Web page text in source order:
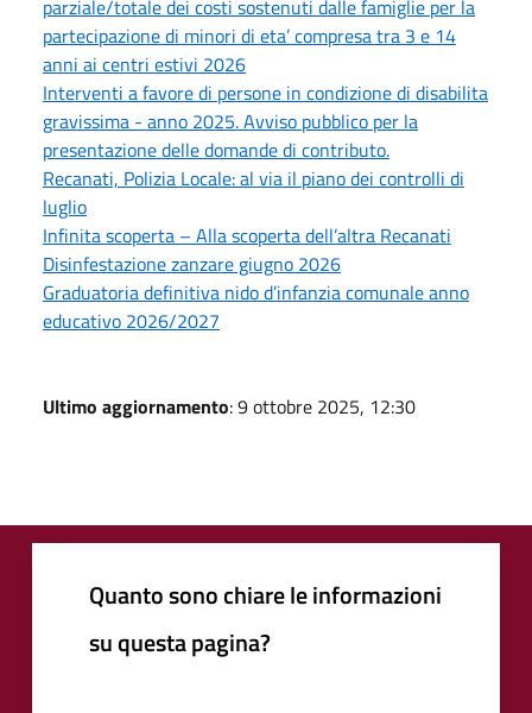
parziale/totale dei costi sostenuti dalle famiglie per la
partecipazione di minori di eta’ compresa tra 3 e 14
anni ai centri estivi 2026
Interventi a favore di persone in condizione di disabilita
gravissima - anno 2025. Avviso pubblico per la
presentazione delle domande di contributo.
Recanati, Polizia Locale: al via il piano dei controlli di
luglio
Infinita scoperta – Alla scoperta dell’altra Recanati
Disinfestazione zanzare giugno 2026
Graduatoria definitiva nido d’infanzia comunale anno
educativo 2026/2027
Ultimo aggiornamento: 9 ottobre 2025, 12:30
Quanto sono chiare le informazioni
su questa pagina?